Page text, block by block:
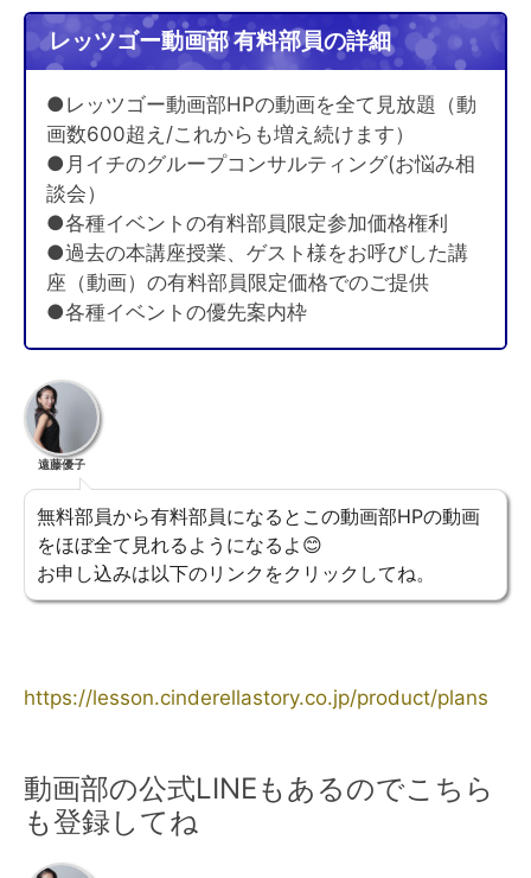
レッツゴー動画部 有料部員の詳細
●レッツゴー動画部HPの動画を全て見放題（動
画数600超え/これからも増え続けます）
●月イチのグループコンサルティング(お悩み相
談会）
●各種イベントの有料部員限定参加価格権利
●過去の本講座授業、ゲスト様をお呼びした講
座（動画）の有料部員限定価格でのご提供
●各種イベントの優先案内枠
遠藤優子
無料部員から有料部員になるとこの動画部HPの動画
をほぼ全て見れるようになるよ😊
お申し込みは以下のリンクをクリックしてね。
https://lesson.cinderellastory.co.jp/product/plans
動画部の公式LINEもあるのでこちら
も登録してね